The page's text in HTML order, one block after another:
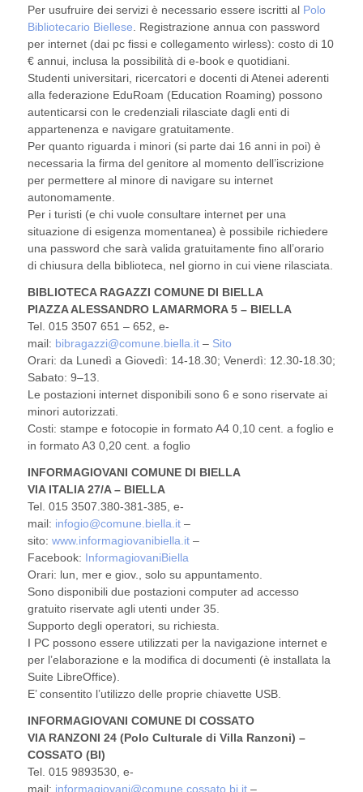
Per usufruire dei servizi è necessario essere iscritti al Polo
Bibliotecario Biellese . Registrazione annua con password
per internet (dai pc fissi e collegamento wirless): costo di 10
€ annui, inclusa la possibilità di e-book e quotidiani.
Studenti universitari, ricercatori e docenti di Atenei aderenti
alla federazione EduRoam (Education Roaming) possono
autenticarsi con le credenziali rilasciate dagli enti di
appartenenza e navigare gratuitamente.
Per quanto riguarda i minori (si parte dai 16 anni in poi) è
necessaria la firma del genitore al momento dell’iscrizione
per permettere al minore di navigare su internet
autonomamente.
Per i turisti (e chi vuole consultare internet per una
situazione di esigenza momentanea) è possibile richiedere
una password che sarà valida gratuitamente fino all’orario
di chiusura della biblioteca, nel giorno in cui viene rilasciata.
BIBLIOTECA RAGAZZI COMUNE DI BIELLA
PIAZZA ALESSANDRO LAMARMORA 5 – BIELLA
Tel. 015 3507 651 – 652, e-
mail: bibragazzi@comune.biella.it – Sito
Orari: da Lunedì a Giovedì: 14-18.30; Venerdì: 12.30-18.30;
Sabato: 9–13.
Le postazioni internet disponibili sono 6 e sono riservate ai
minori autorizzati.
Costi: stampe e fotocopie in formato A4 0,10 cent. a foglio e
in formato A3 0,20 cent. a foglio
INFORMAGIOVANI COMUNE DI BIELLA
VIA ITALIA 27/A – BIELLA
Tel. 015 3507.380-381-385, e-
mail: infogio@comune.biella.it –
sito: www.informagiovanibiella.it –
Facebook: InformagiovaniBiella
Orari: lun, mer e giov., solo su appuntamento.
Sono disponibili due postazioni computer ad accesso
gratuito riservate agli utenti under 35.
Supporto degli operatori, su richiesta.
I PC possono essere utilizzati per la navigazione internet e
per l’elaborazione e la modifica di documenti (è installata la
Suite LibreOffice).
E’ consentito l’utilizzo delle proprie chiavette USB.
INFORMAGIOVANI COMUNE DI COSSATO
VIA RANZONI 24 (Polo Culturale di Villa Ranzoni) –
COSSATO (BI)
Tel. 015 9893530, e-
mail: informagiovani@comune.cossato.bi.it –